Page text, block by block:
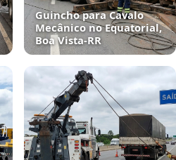
Guincho para Cavalo
Mecânico no Equatorial,
Boa Vista‑RR